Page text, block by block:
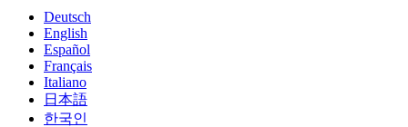
Deutsch
English
Español
Français
Italiano
日本語
한국인